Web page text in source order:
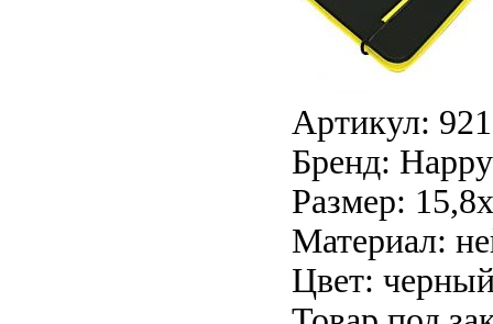
Артикул:
Бренд:
Размер:
Материал:
Цвет: